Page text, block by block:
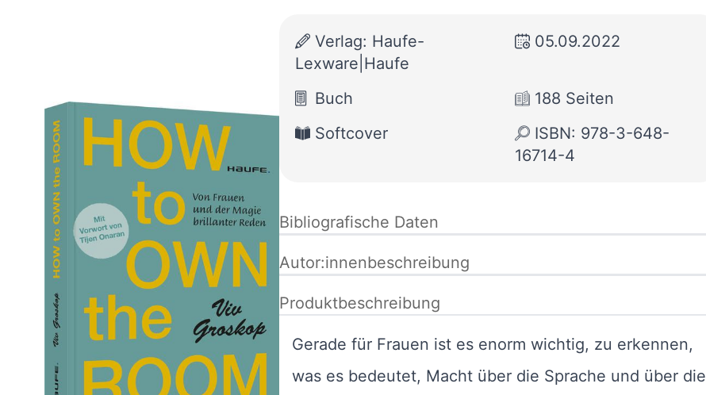
Verlag: Haufe-
Lexware|Haufe
05.09.2022
Buch
188 Seiten
Softcover
ISBN: 978-3-648-
16714-4
Bibliografische Daten
Autor:innenbeschreibung
Produktbeschreibung
Gerade für Frauen ist es enorm wichtig, zu erkennen,
was es bedeutet, Macht über die Sprache und über die